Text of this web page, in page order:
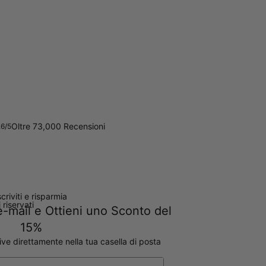
e risparmia
mail e Ottieni uno Sconto del
15%
direttamente nella tua casella di posta
5Oltre 73,000 Recensioni
riservati